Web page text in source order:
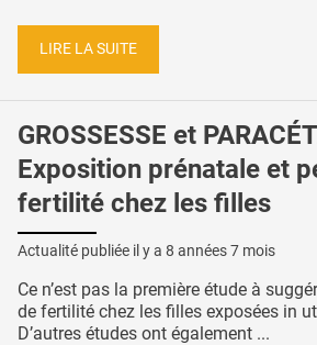
LIRE LA SUITE
GROSSESSE et
Exposition prénatale et
fertilité chez les filles
Actualité publiée il y a 8 années 7 mois
Ce n’est pas la première étude à
de fertilité chez les filles exposées in
D’autres études ont également ...